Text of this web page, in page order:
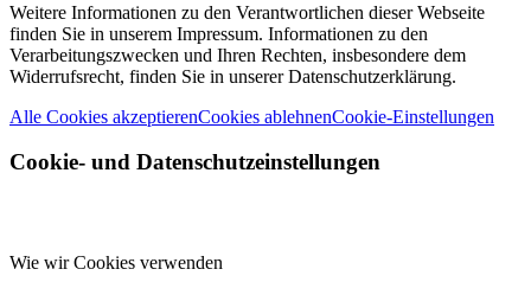
Weitere Informationen zu den Verantwortlichen dieser Webseite
finden Sie in unserem Impressum. Informationen zu den
Verarbeitungszwecken und Ihren Rechten, insbesondere dem
Widerrufsrecht, finden Sie in unserer Datenschutzerklärung.
Alle Cookies akzeptierenCookies ablehnenCookie-Einstellungen
Cookie- und Datenschutzeinstellungen
Wie wir Cookies verwenden